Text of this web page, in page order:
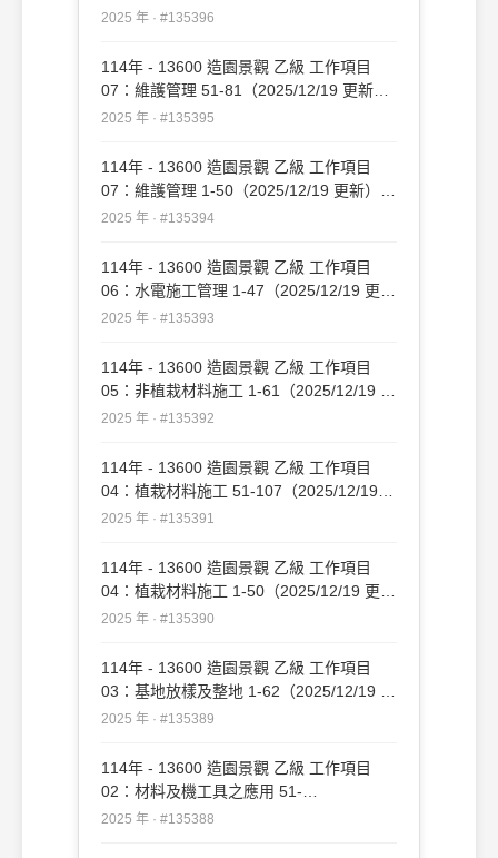
#135396
2025 年 · #135396
114年 - 13600 造園景觀 乙級 工作項目
07：維護管理 51-81（2025/12/19 更新）
#135395
2025 年 · #135395
114年 - 13600 造園景觀 乙級 工作項目
07：維護管理 1-50（2025/12/19 更新）
#135394
2025 年 · #135394
114年 - 13600 造園景觀 乙級 工作項目
06：水電施工管理 1-47（2025/12/19 更
新）#135393
2025 年 · #135393
114年 - 13600 造園景觀 乙級 工作項目
05：非植栽材料施工 1-61（2025/12/19 更
新）#135392
2025 年 · #135392
114年 - 13600 造園景觀 乙級 工作項目
04：植栽材料施工 51-107（2025/12/19
更新）#135391
2025 年 · #135391
114年 - 13600 造園景觀 乙級 工作項目
04：植栽材料施工 1-50（2025/12/19 更
新）#135390
2025 年 · #135390
114年 - 13600 造園景觀 乙級 工作項目
03：基地放樣及整地 1-62（2025/12/19 更
新）#135389
2025 年 · #135389
114年 - 13600 造園景觀 乙級 工作項目
02：材料及機工具之應用 51-
109（2025/12/19 更新）#135388
2025 年 · #135388